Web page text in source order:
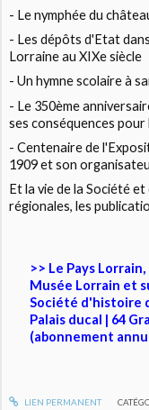
- Le nymphée du
- Les dépôts d'Etat
Lorraine au XIXe siècle
- Un hymne scolaire à
- Le 350ème
ses conséquences
- Centenaire de
1909 et son
Et la vie de la Société
régionales, les
>> Le Pays
Musée Lorrain et
Société d'histoire
Palais ducal | 64
(abonnement
LIEN PERMANENT